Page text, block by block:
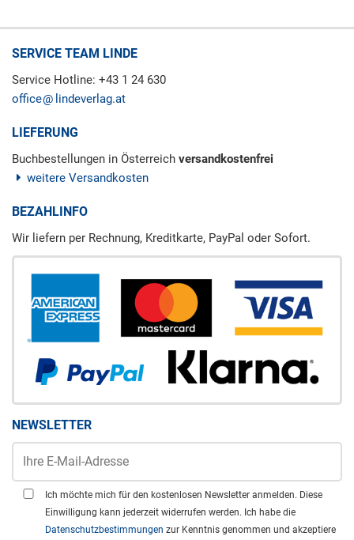
SERVICE TEAM LINDE
Service Hotline: +43 1 24 630
office
lindeverlag.at
LIEFERUNG
Buchbestellungen in Österreich versandkostenfrei
weitere Versandkosten
BEZAHLINFO
Wir liefern per Rechnung, Kreditkarte, PayPal oder Sofort.
NEWSLETTER
Ich möchte mich für den kostenlosen Newsletter anmelden. Diese
Einwilligung kann jederzeit widerrufen werden. Ich habe die
Datenschutzbestimmungen zur Kenntnis genommen und akzeptiere